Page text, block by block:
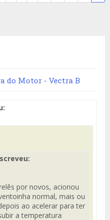
do Motor - Vectra B
por novos, acionou
normal, mais ou
ao acelerar para ter
a temperatura